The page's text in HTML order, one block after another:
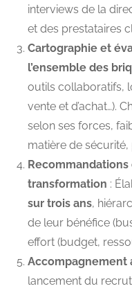
interviews de la
et des prestataires
Cartographie et
l’ensemble des
outils collaboratifs,
vente et d’achat…).
selon ses forces,
matière de
transformation :
sur trois ans,
de leur bénéfice
effort (budget,
Accompagnement
lancement du